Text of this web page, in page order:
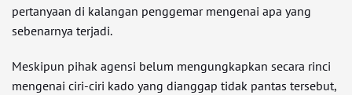
pertanyaan di kalangan penggemar mengenai apa yang
sebenarnya terjadi.
Meskipun pihak agensi belum mengungkapkan secara rinci
mengenai ciri-ciri kado yang dianggap tidak pantas tersebut,